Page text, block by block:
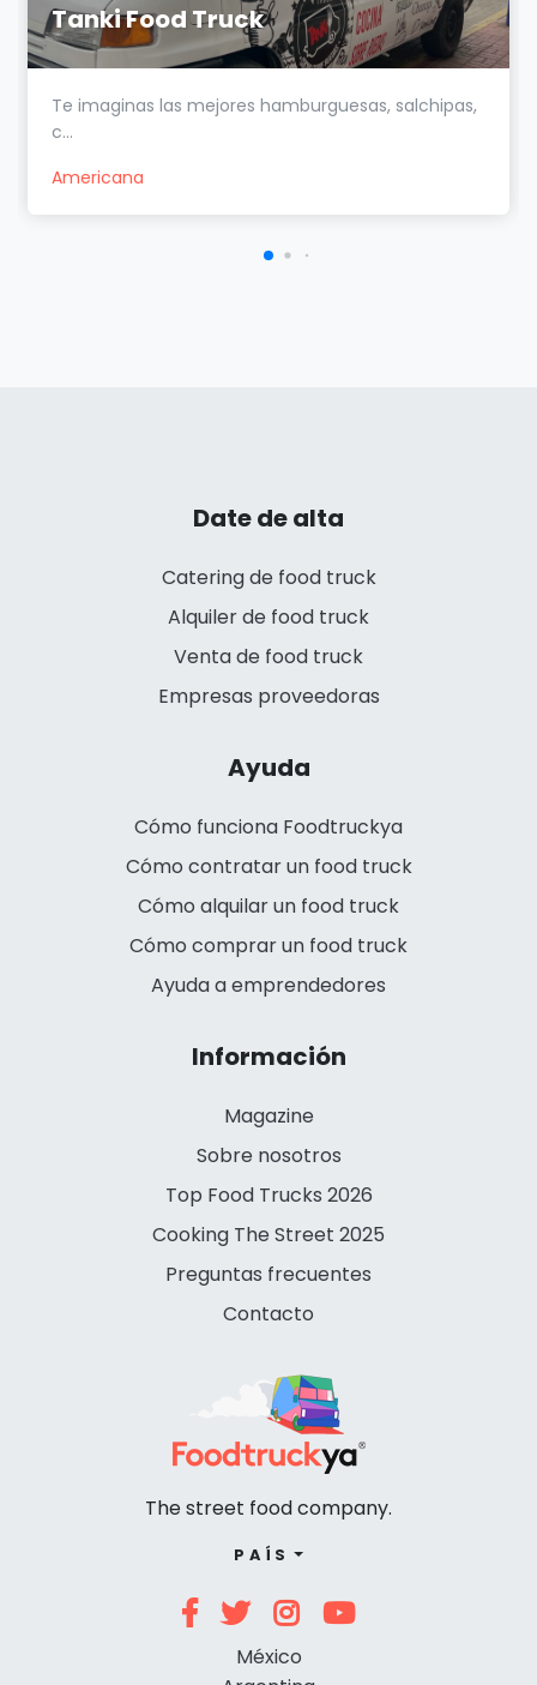
Tanki Food Truck
Te imaginas las mejores hamburguesas, salchipas,
c...
Americana
Date de alta
Catering de food truck
Alquiler de food truck
Venta de food truck
Empresas proveedoras
Ayuda
Cómo funciona Foodtruckya
Cómo contratar un food truck
Cómo alquilar un food truck
Cómo comprar un food truck
Ayuda a emprendedores
Información
Magazine
Sobre nosotros
Top Food Trucks 2026
Cooking The Street 2025
Preguntas frecuentes
Contacto
The street food company.
PAÍS
México